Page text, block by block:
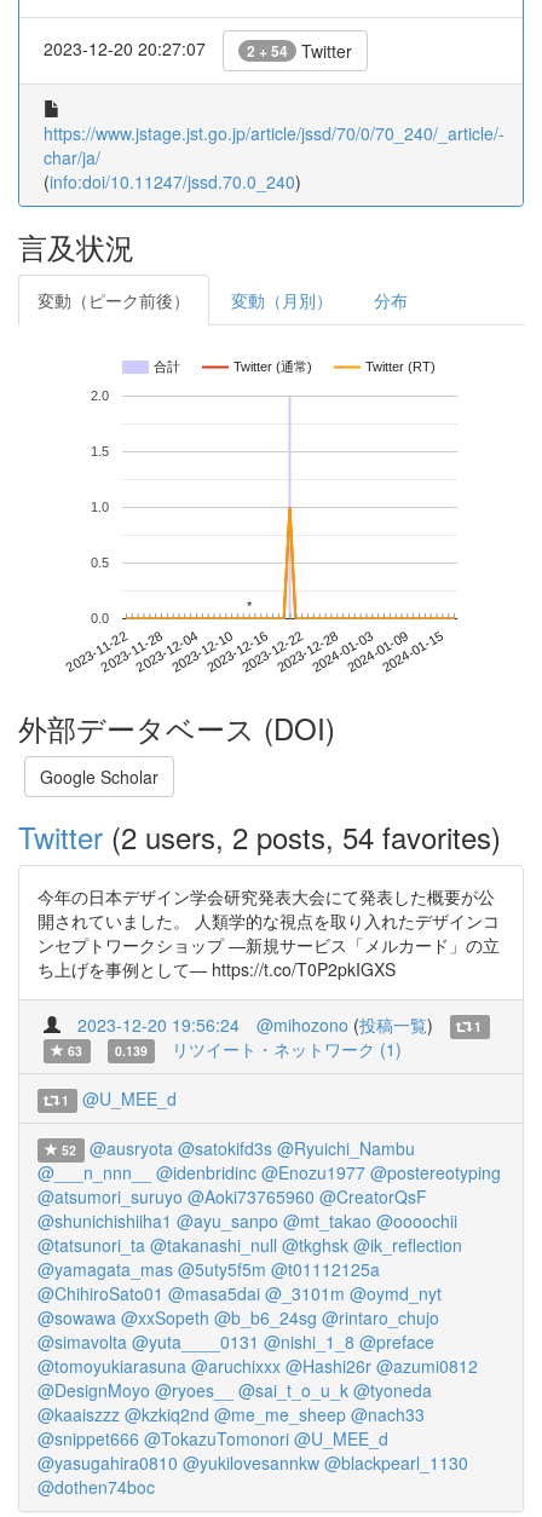
2023-12-20 20:27:07 2 + 54 Twitter
https://www.jstage.jst.go.jp/article/jssd/70/0/70_240/_article/-
char/ja/
(info:doi/10.11247/jssd.70.0_240)
言及状況
変動（ピーク前後） 変動（月別） 分布
合計 Twitter (通常) Twitter (RT)
2023-11-222023-11-282023-12-042023-12-102023-12-162023-12-222023-12-282024-01-032024-01-092024-01-15
0.0
0.5
1.0
1.5
2.0
**
外部データベース (DOI)
Google Scholar
Twitter (2 users, 2 posts, 54 favorites)
今年の日本デザイン学会研究発表大会にて発表した概要が公
開されていました。 人類学的な視点を取り入れたデザインコ
ンセプトワークショップ ―新規サービス「メルカード」の立
ち上げを事例として― https://t.co/T0P2pkIGXS
2023-12-20 19:56:24 @mihozono (投稿一覧)
1
63
0.139 リツイート・ネットワーク (1)
1 @U_MEE_d
52 @ausryota @satokifd3s @Ryuichi_Nambu
@___n_nnn__
@idenbridinc @Enozu1977 @postereotyping
@atsumori_suruyo @Aoki73765960 @CreatorQsF
@shunichishiiha1 @ayu_sanpo @mt_takao @oooochii
@tatsunori_ta @takanashi_null @tkghsk @ik_reflection
@yamagata_mas @5uty5f5m @t01112125a
@ChihiroSato01 @masa5dai @_3101m @oymd_nyt
@sowawa @xxSopeth @b_b6_24sg @rintaro_chujo
@simavolta @yuta____0131 @nishi_1_8 @preface
@tomoyukiarasuna @aruchixxx @Hashi26r @azumi0812
@DesignMoyo @ryoes__ @sai_t_o_u_k @tyoneda
@kaaiszzz @kzkiq2nd @me_me_sheep @nach33
@snippet666 @TokazuTomonori @U_MEE_d
@yasugahira0810 @yukilovesannkw @blackpearl_1130
@dothen74boc